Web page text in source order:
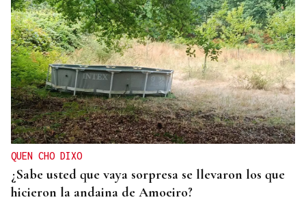
QUEN CHO DIXO
¿Sabe usted que vaya sorpresa se llevaron los que
hicieron la andaina de Amoeiro?